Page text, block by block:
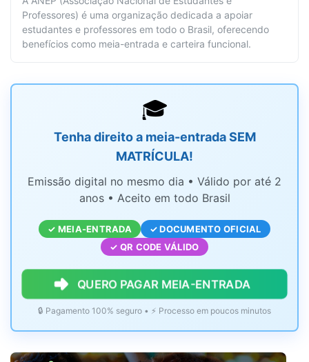
Professores) é uma organização dedicada a apoiar
estudantes e professores em todo o Brasil, oferecendo
benefícios como meia-entrada e carteira funcional.
🎓
Tenha direito a meia-entrada SEM
MATRÍCULA!
Emissão digital no mesmo dia • Válido por até 2
anos • Aceito em todo Brasil
✓ MEIA-ENTRADA
✓ DOCUMENTO OFICIAL
✓ QR CODE VÁLIDO
QUERO PAGAR MEIA-ENTRADA
🔒 Pagamento 100% seguro • ⚡ Processo em poucos minutos